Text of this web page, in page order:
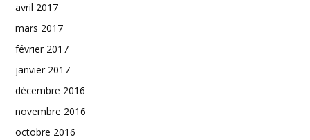
avril 2017
mars 2017
février 2017
janvier 2017
décembre 2016
novembre 2016
octobre 2016